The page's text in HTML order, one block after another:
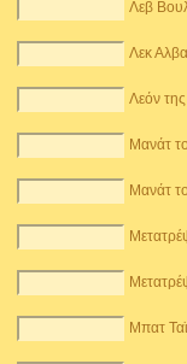
Λεβ
Λεκ
Λεόν
Μανάτ
Μανάτ
Μπατ